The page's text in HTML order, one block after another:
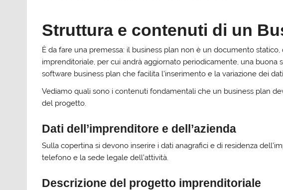
Struttura e contenuti di un
È da fare una premessa: il business plan non è un documento
imprenditoriale, per cui andrà aggiornato periodicamente, una buona
software business plan che facilita l’inserimento e la variazione dei
Vediamo quali sono i contenuti fondamentali che un business plan
del progetto.
Dati dell’imprenditore e dell’azienda
Sulla copertina si devono inserire i dati anagrafici e di residenza
telefono e la sede legale dell’attività.
Descrizione del progetto imprenditoriale